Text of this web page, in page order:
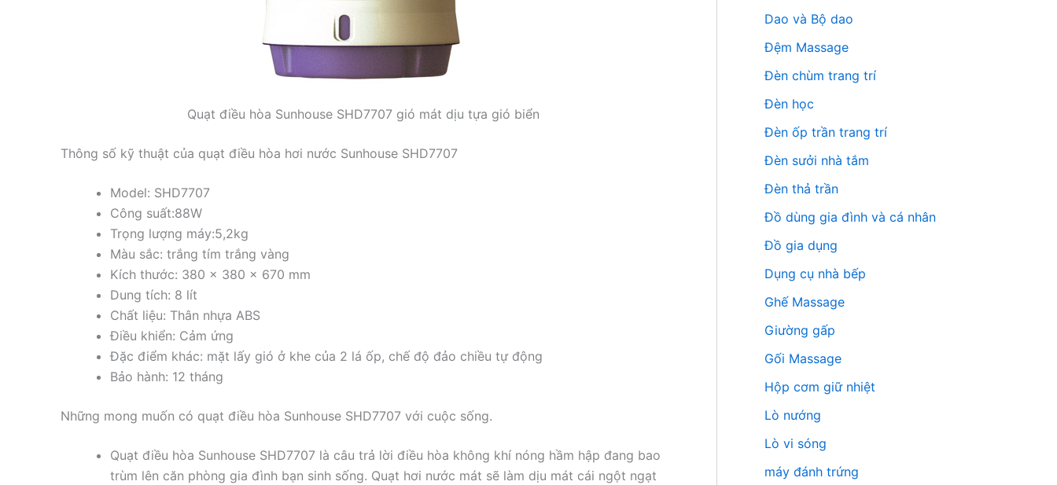
Quạt điều hòa Sunhouse SHD7707 gió mát dịu tựa gió biển
Thông số kỹ thuật của quạt điều hòa hơi nước Sunhouse SHD7707
Model: SHD7707
Công suất:88W
Trọng lượng máy:5,2kg
Màu sắc: trắng tím trắng vàng
Kích thước: 380 x 380 x 670 mm
Dung tích: 8 lít
Chất liệu: Thân nhựa ABS
Điều khiển: Cảm ứng
Đặc điểm khác: mặt lấy gió ở khe của 2 lá ốp, chế độ đảo chiều tự động
Bảo hành: 12 tháng
Những mong muốn có quạt điều hòa Sunhouse SHD7707 với cuộc sống.
Quạt điều hòa Sunhouse SHD7707 là câu trả lời điều hòa không khí nóng hầm hập đang bao
trùm lên căn phòng gia đình bạn sinh sống. Quạt hơi nước mát sẽ làm dịu mát cái ngột ngạt
Dao và Bộ dao
Đệm Massage
Đèn chùm trang trí
Đèn học
Đèn ốp trần trang trí
Đèn sưởi nhà tắm
Đèn thả trần
Đồ dùng gia đình và cá nhân
Đồ gia dụng
Dụng cụ nhà bếp
Ghế Massage
Giường gấp
Gối Massage
Hộp cơm giữ nhiệt
Lò nướng
Lò vi sóng
máy đánh trứng